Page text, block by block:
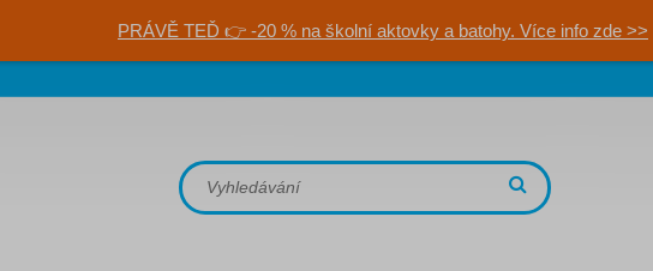
PRÁVĚ TEĎ 👉 -20 % na školní aktovky a batohy. Více info zde >>